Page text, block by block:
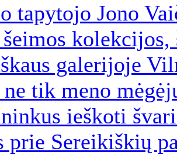
tapytojo Jono
galerijoje
tik meno
ieškoti
prie Sereikiškių